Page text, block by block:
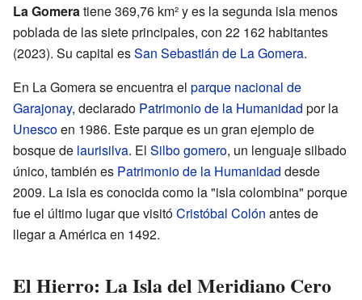
La Gomeratiene 369,76 km² y es la segunda isla menos
poblada de las siete principales, con 22 162 habitantes
(2023). Su capital esSan Sebastián de La Gomera.
En La Gomera se encuentra el parque nacional de
Garajonay, declarado Patrimonio de la Humanidad por la
Unescoen 1986. Este parque es un gran ejemplo de
bosque de laurisilva. El Silbo gomero, un lenguaje silbado
único, también es Patrimonio de la Humanidad desde
2009. La isla es conocida como la "isla colombina" porque
fue el último lugar que visitóCristóbal Colón antes de
llegar a América en 1492.
El Hierro: La Isla del Meridiano Cero